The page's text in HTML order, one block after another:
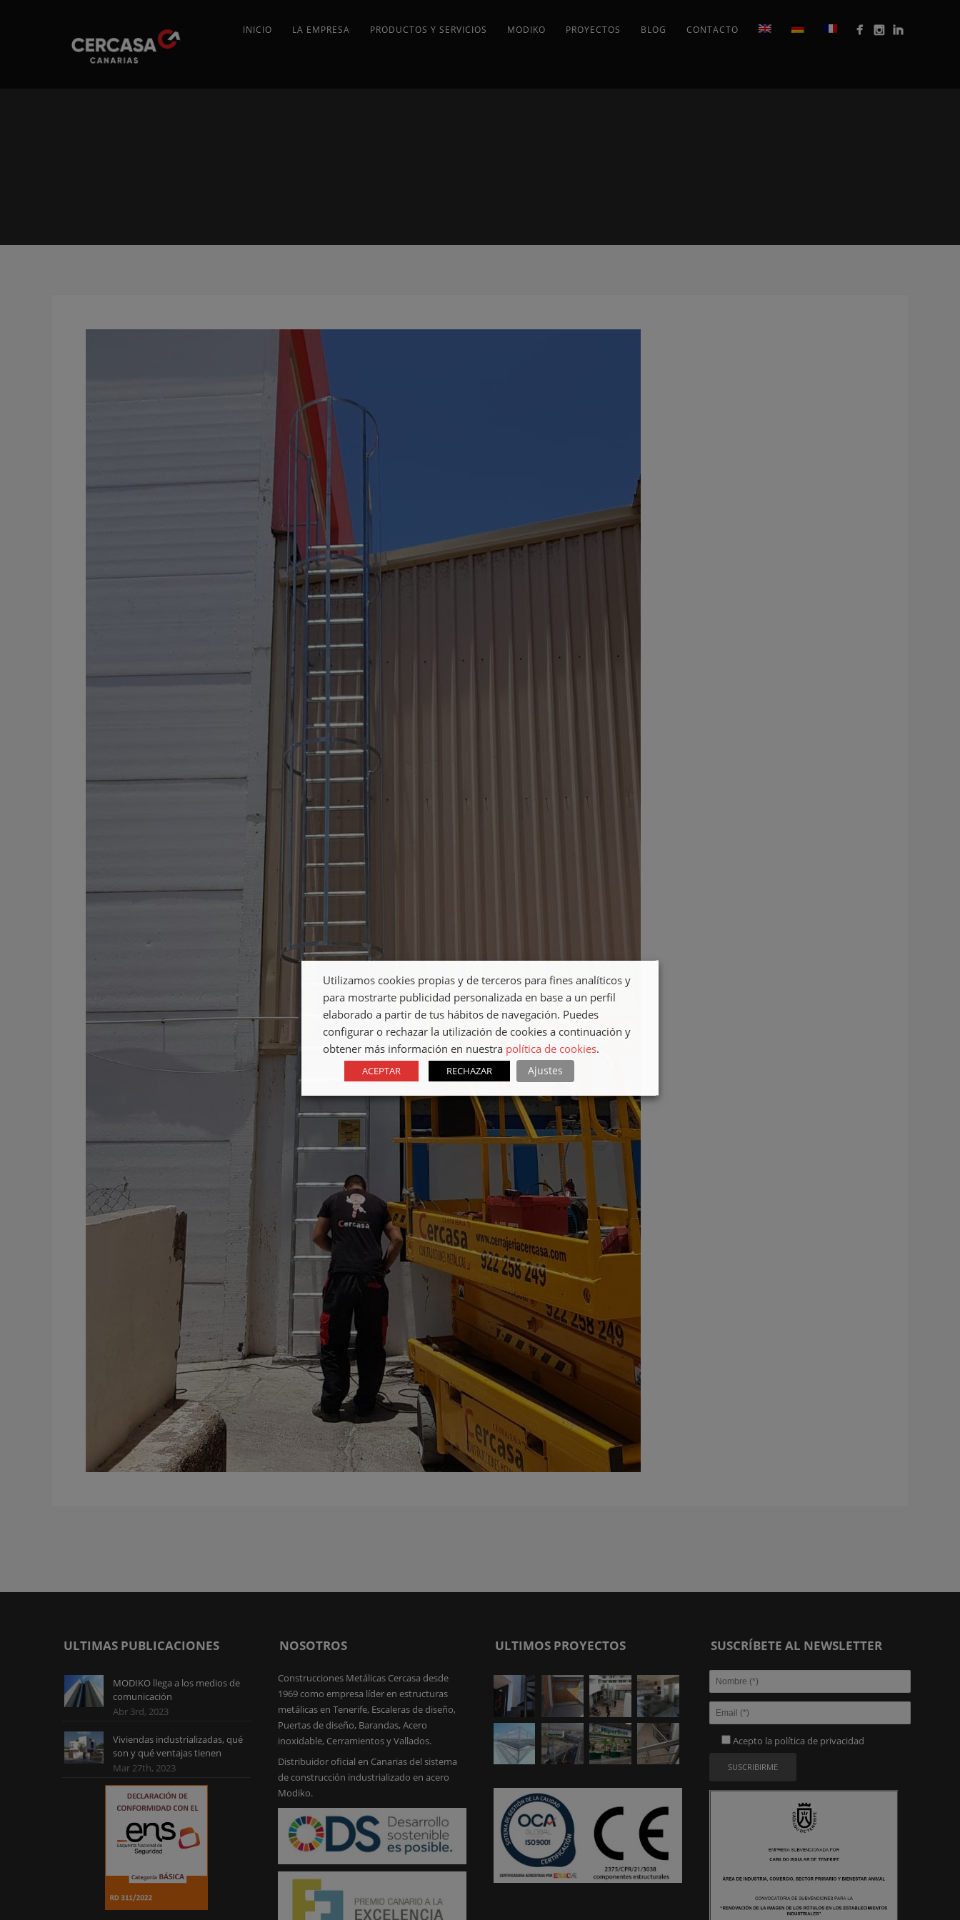
INICIO LA EMPRESA PRODUCTOS Y SERVICIOS MODIKO PROYECTOS BLOG CONTACTO
ULTIMAS PUBLICACIONES
MODIKO llega a los medios de
comunicación
Abr 3rd, 2023
Viviendas industrializadas, qué
son y qué ventajas tienen
Mar 27th, 2023
NOSOTROS
Construcciones Metálicas Cercasa desde
1969 como empresa líder en estructuras
metálicas en Tenerife, Escaleras de diseño,
Puertas de diseño, Barandas, Acero
inoxidable, Cerramientos y Vallados.
Distribuidor oficial en Canarias del sistema
de construcción industrializado en acero
Modiko.
ULTIMOS PROYECTOS SUSCRÍBETE AL NEWSLETTER
Acepto la política de privacidad
Utilizamos cookies propias y de terceros para fines analíticos y
para mostrarte publicidad personalizada en base a un perfil
elaborado a partir de tus hábitos de navegación. Puedes
configurar o rechazar la utilización de cookies a continuación y
obtener más información en nuestra política de cookies.
ACEPTAR RECHAZAR Ajustes